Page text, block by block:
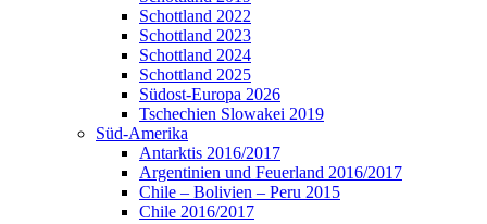
Schottland 2022
Schottland 2023
Schottland 2024
Schottland 2025
Südost-Europa 2026
Tschechien Slowakei 2019
Süd-Amerika
Antarktis 2016/2017
Argentinien und Feuerland 2016/2017
Chile – Bolivien – Peru 2015
Chile 2016/2017